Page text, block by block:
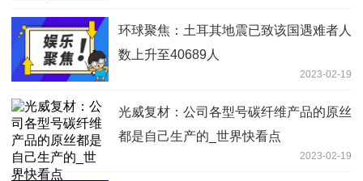
环球聚焦：土耳其地震已致该国遇难者人
数上升至40689人
2023-02-19
光威复材：公司各型号碳纤维产品的原丝
都是自己生产的_世界快看点
2023-02-19